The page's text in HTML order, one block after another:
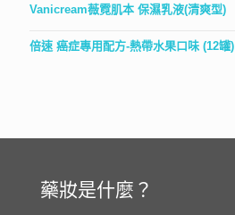
Vanicream薇霓肌本 保濕乳液(清爽型)
倍速 癌症專用配方-熱帶水果口味 (12罐)
藥妝是什麼？